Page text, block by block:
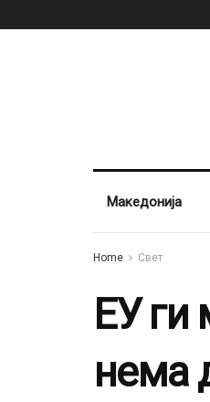
Македонија
Home Свет
ЕУ ги
нема